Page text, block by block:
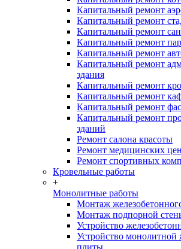
Капитальный ремонт
Капитальный ремонт
Капитальный ремонт
Капитальный ремонт
Капитальный ремонт
Капитальный ремонт
здания
Капитальный ремонт
Капитальный ремонт
Капитальный ремонт
Капитальный ремонт
зданий
Ремонт салона красоты
Ремонт медицинских
Ремонт спортивных
Кровельные работы
+
Монолитные работы
Монтаж
Монтаж подпорной
Устройство
Устройство монолитной
плиты